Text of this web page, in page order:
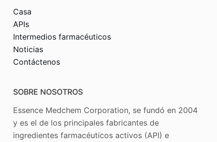
Casa
APIs
Intermedios farmacéuticos
Noticias
Contáctenos
SOBRE NOSOTROS
Essence Medchem Corporation, se fundó en 2004
y es el de los principales fabricantes de
ingredientes farmacéuticos activos (API) e